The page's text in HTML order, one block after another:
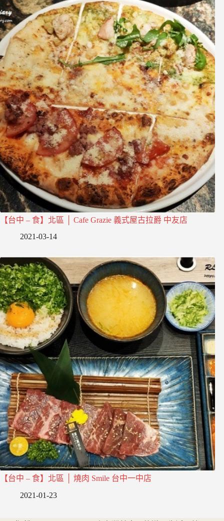
【台中 – 食】北區 │ Cafe Grazie 義式屋古拉爵 中友店
2021-03-14
【台中 – 食】北區 │ 燒肉 Smile 台中一中店
2021-01-23